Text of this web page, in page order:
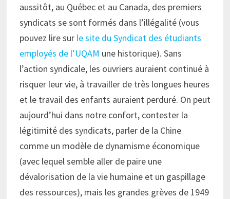
aussitôt, au Québec et au Canada, des premiers
syndicats se sont formés dans l’illégalité (vous
pouvez lire sur le site du Syndicat des étudiants
employés de l’UQAM une historique). Sans
l’action syndicale, les ouvriers auraient continué à
risquer leur vie, à travailler de très longues heures
et le travail des enfants auraient perduré. On peut
aujourd’hui dans notre confort, contester la
légitimité des syndicats, parler de la Chine
comme un modèle de dynamisme économique
(avec lequel semble aller de paire une
dévalorisation de la vie humaine et un gaspillage
des ressources), mais les grandes grèves de 1949